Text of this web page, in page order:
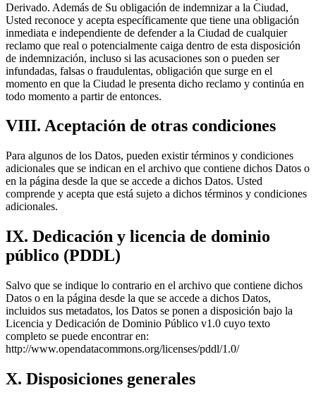
Derivado. Además de Su obligación de indemnizar a la Ciudad,
Usted reconoce y acepta específicamente que tiene una obligación
inmediata e independiente de defender a la Ciudad de cualquier
reclamo que real o potencialmente caiga dentro de esta disposición
de indemnización, incluso si las acusaciones son o pueden ser
infundadas, falsas o fraudulentas, obligación que surge en el
momento en que la Ciudad le presenta dicho reclamo y continúa en
todo momento a partir de entonces.
VIII. Aceptación de otras condiciones
Para algunos de los Datos, pueden existir términos y condiciones
adicionales que se indican en el archivo que contiene dichos Datos o
en la página desde la que se accede a dichos Datos. Usted
comprende y acepta que está sujeto a dichos términos y condiciones
adicionales.
IX. Dedicación y licencia de dominio
público (PDDL)
Salvo que se indique lo contrario en el archivo que contiene dichos
Datos o en la página desde la que se accede a dichos Datos,
incluidos sus metadatos, los Datos se ponen a disposición bajo la
Licencia y Dedicación de Dominio Público v1.0 cuyo texto
completo se puede encontrar en:
http://www.opendatacommons.org/licenses/pddl/1.0/
X. Disposiciones generales